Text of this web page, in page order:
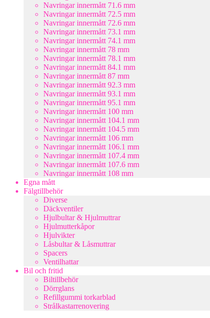
Navringar innermått 71.6 mm
Navringar innermått 72.5 mm
Navringar innermått 72.6 mm
Navringar innermått 73.1 mm
Navringar innermått 74.1 mm
Navringar innermått 78 mm
Navringar innermått 78.1 mm
Navringar innermått 84.1 mm
Navringar innermått 87 mm
Navringar innermått 92.3 mm
Navringar innermått 93.1 mm
Navringar innermått 95.1 mm
Navringar innermått 100 mm
Navringar innermått 104.1 mm
Navringar innermått 104.5 mm
Navringar innermått 106 mm
Navringar innermått 106.1 mm
Navringar innermått 107.4 mm
Navringar innermått 107.6 mm
Navringar innermått 108 mm
Egna mått
Fälgtillbehör
Diverse
Däckventiler
Hjulbultar & Hjulmuttrar
Hjulmutterkåpor
Hjulvikter
Låsbultar & Låsmuttrar
Spacers
Ventilhattar
Bil och fritid
Biltillbehör
Dörrglans
Refillgummi torkarblad
Strålkastarrenovering